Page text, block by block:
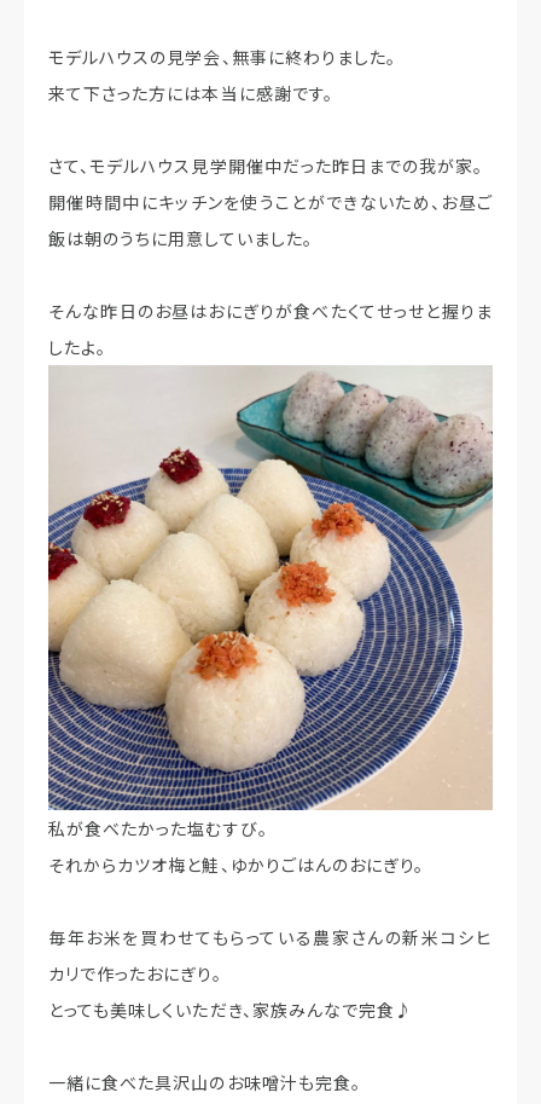
モデルハウスの見学会、無事に終わりました。
来て下さった方には本当に感謝です。
さて、モデルハウス見学開催中だった昨日までの我が家。
開催時間中にキッチンを使うことができないため、お昼ご
飯は朝のうちに用意していました。
そんな昨日のお昼はおにぎりが食べたくてせっせと握りま
したよ。
私が食べたかった塩むすび。
それからカツオ梅と鮭、ゆかりごはんのおにぎり。
毎年お米を買わせてもらっている農家さんの新米コシヒ
カリで作ったおにぎり。
とっても美味しくいただき、家族みんなで完食♪
一緒に食べた具沢山のお味噌汁も完食。